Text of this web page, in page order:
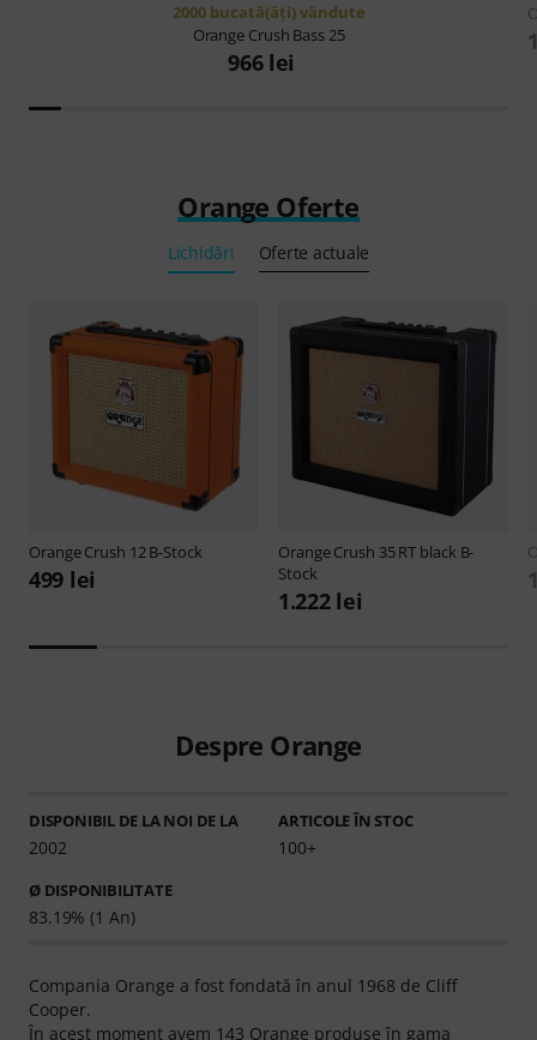
2000 bucată(ăţi) vândute
Orange Crush Bass 25
966 lei
Orange Oferte
Lichidări Oferte actuale
OrangeCrush 12 B-Stock
499 lei
OrangeCrush 35 RT black B-
Stock
1.222 lei
Despre Orange
DISPONIBIL DE LA NOI DE LA
2002
ARTICOLE ÎN STOC
100+
Ø DISPONIBILITATE
83.19% (1 An)
Compania Orange a fost fondată în anul 1968 de Cliff
Cooper.
În acest moment avem 143 Orange produse în gama